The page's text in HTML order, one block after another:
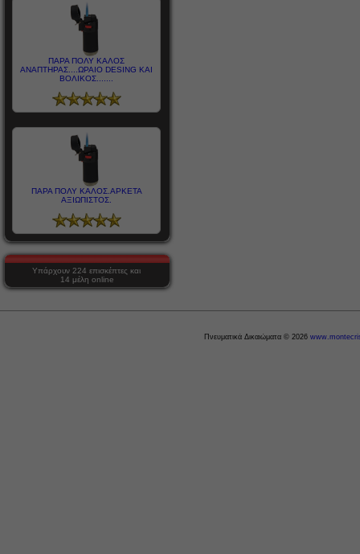
ΠΑΡΑ ΠΟΛΥ ΚΑΛΟΣ
ΑΝΑΠΤΗΡΑΣ....ΩΡΑΙΟ DESING ΚΑΙ
ΒΟΛΙΚΟΣ.......
ΠΑΡΑ ΠΟΛΥ ΚΑΛΟΣ.ΑΡΚΕΤΑ
ΑΞΙΩΠΙΣΤΟΣ.
Υπάρχουν 224 επισκέπτες και
14 μέλη online
Πνευματικά Δικαιώματα © 2026